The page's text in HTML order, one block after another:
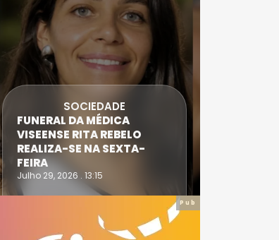
SOCIEDADE
FUNERAL DA MÉDICA
VISEENSE RITA REBELO
REALIZA-SE NA SEXTA-
FEIRA
Julho 29, 2026 . 13:15
Pub